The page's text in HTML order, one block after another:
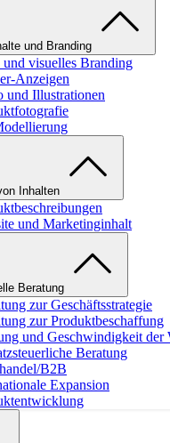
und Branding
visuelles Branding
Anzeigen
und Illustrationen
Inhalten
und Marketinginhalt
Beratung
zur Geschäftsstrategie
zur Produktbeschaffung
und Geschwindigkeit der
Beratung
B2B
Expansion